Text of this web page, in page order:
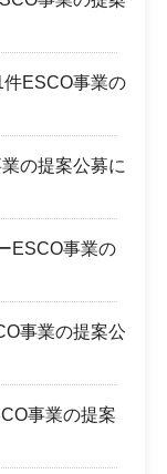
ESCO事業の
の提案公募に
ESCO事業の
事業の提案公
事業の提案